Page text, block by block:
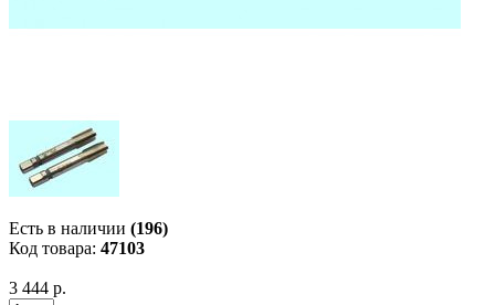
Есть в наличии (196)
Код товара: 47103
3 444 р.